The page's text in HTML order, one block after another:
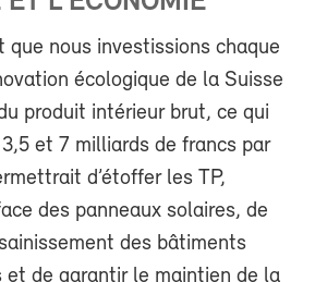
que nous investissions chaque
écologique de la Suisse
produit intérieur brut, ce qui
et 7 milliards de francs par
d’étoffer les TP,
des panneaux solaires, de
des bâtiments
et de garantir le maintien de la